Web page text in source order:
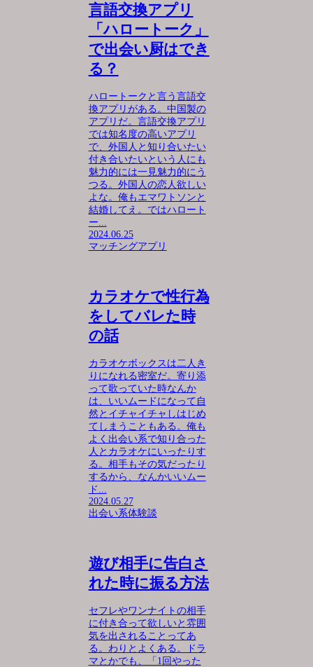
言語交換アプリ
「ハロートーク」
で出会い厨はでき
る？
ハロートークと言う言語交
換アプリがある。中国製の
アプリだ。言語交換アプリ
では知名度の高いアプリ
で、外国人と知り合いたい
付き合いたいという人にも
魅力的には一見魅力的にう
つる。外国人の恋人欲しい
よな。俺もエマワトソンと
結婚してえ。ではハロート
ー...
2024.06.25
マッチングアプリ
カラオケで性行為
をしてバレた時
の話
カラオケボックスは二人き
りになれる密室だ。寄り添
って歌っていた時なんか
は、いいムードになって自
然とイチャイチャしはじめ
てしまうこともある。俺も
よく出会い系で知り合った
人とカラオケにいったりす
る。相手もその気だったり
するから、なんかいいムー
ド...
2024.05.27
出会い系体験談
遊び相手に告白さ
れた時に振る方法
セフレやワンナイトの相手
に付き合って欲しいと雰囲
気を出されることってあ
る。わりとよくある。ドラ
マとかでも、「1回やった